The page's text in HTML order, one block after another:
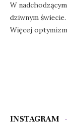
W
dziwnym
Więcej
INSTAGRAM